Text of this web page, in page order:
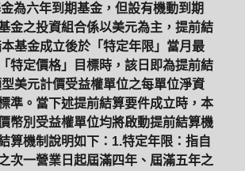
為六年到期基金，但設有機動到期
金之投資組合係以美元為主，提前結
基金成立後於「特定年限」當月最
特定價格」目標時，該日即為提前結
美元計價受益權單位之每單位淨資
準。當下述提前結算要件成立時，本
幣別受益權單位均將啟動提前結算機
算機制說明如下：1.特定年限：指自
次一營業日起屆滿四年、屆滿五年之